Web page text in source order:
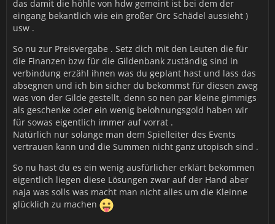
das damit die höhle von hdw gemeint ist bei dem der
eingang bekantlich wie ein großer Orc Schädel aussieht )
usw .
So nu zur Preisvergabe . Setz dich mit den Leuten die für
die Finanzen bzw für die Gildenbank zuständig sind in
verbindung erzähl ihnen was du geplant hast und lass das
absegnen und ich bin sicher du bekommst für diesen zweg
was von der Gilde gestellt, denn so nen par kleine gimmigs
als geschenke oder ein wenig belohnungsgold haben wir
für sowas eigentlich immer auf vorrat .
Natürlich nur solange man dem Spielleiter des Events
vertrauen kann und die Summen nicht ganz utopisch sind .
So nu hast du es ein wenig ausfürlicher erklärt bekommen
eigentlich liegen diese Lösungen zwar auf der Hand aber
naja was solls was macht man nicht alles um die Kleinne
glücklich zu machen